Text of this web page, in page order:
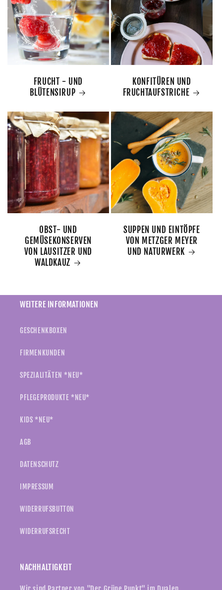
FRUCHT - UND
BLÜTENSIRUP
KONFITÜREN UND
FRUCHTAUFSTRICHE
OBST- UND
GEMÜSEKONSERVEN
VON LAUSITZER UND
WALDKAUZ
SUPPEN UND EINTÖPFE
VON METZGER MEYER
UND NATURWERK
WEITERE INFORMATIONEN
GESCHENKBOXEN
FIRMENKUNDEN
SPEZIALITÄTEN *NEU*
PFLEGEPRODUKTE *NEU*
KIDS *NEU*
AGB
DATENSCHUTZ
IMPRESSUM
WIDERRUFSBUTTON
WIDERRUFSRECHT
NACHHALTIGKEIT